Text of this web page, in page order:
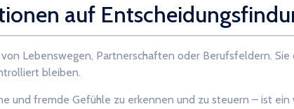
auf
Lebenswegen, Partnerschaften oder Berufsfeldern.
bleiben.
und fremde Gefühle zu erkennen und zu steuern – ist